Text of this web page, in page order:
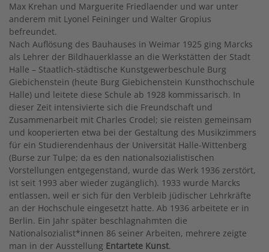
Max Krehan und Marguerite Friedlaender und war unter
anderem mit Lyonel Feininger und Walter Gropius
befreundet.
Nach Auflösung des Bauhauses in Weimar 1925 ging Marcks
als Lehrer der Bildhauerklasse an die Werkstätten der Stadt
Halle – Staatlich-städtische Kunstgewerbeschule Burg
Giebichenstein (heute Burg Giebichenstein Kunsthochschule
Halle) und leitete diese Schule ab 1928 kommissarisch. In
dieser Zeit intensivierte sich die Freundschaft und
Zusammenarbeit mit Charles Crodel; sie reisten gemeinsam
und kooperierten etwa bei der Gestaltung des Musikzimmers
für ein Studierendenhaus der Universität Halle-Wittenberg
(Burse zur Tulpe; da es den nationalsozialistischen
Vorstellungen entgegenstand, wurde das Werk 1936 zerstört,
ist seit 1993 aber wieder zugänglich). 1933 wurde Marcks
entlassen, weil er sich für den Verbleib jüdischer Lehrkräfte
an der Hochschule eingesetzt hatte. Ab 1936 arbeitete er in
Berlin. Ein Jahr später beschlagnahmten die
Nationalsozialist*innen 86 seiner Arbeiten, mehrere zeigte
man in der Ausstellung Entartete Kunst.